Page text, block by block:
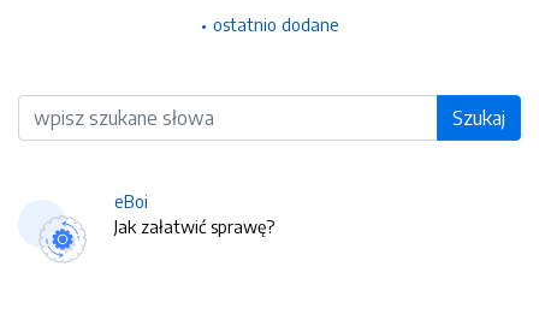
ostatnio dodane
Wyszukiwarka Szukaj
eBoi
Jak załatwić sprawę?